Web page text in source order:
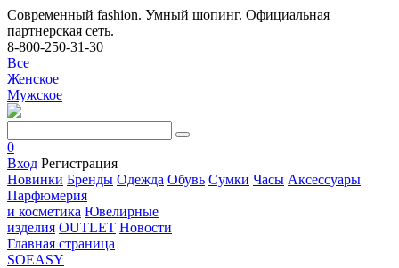
Современный fashion. Умный шопинг. Официальная
партнерская сеть.
8-800-250-31-30
Все
Женское
Мужское
0
Вход Регистрация
Новинки Бренды Одежда Обувь Сумки Часы Аксессуары
Парфюмерия
и косметика Ювелирные
изделия OUTLET Новости
Главная страница
SOEASY